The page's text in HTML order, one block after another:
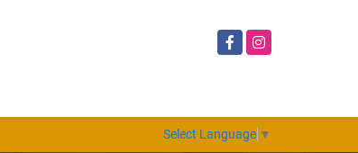
FacebookInstagram
Select Language ▼